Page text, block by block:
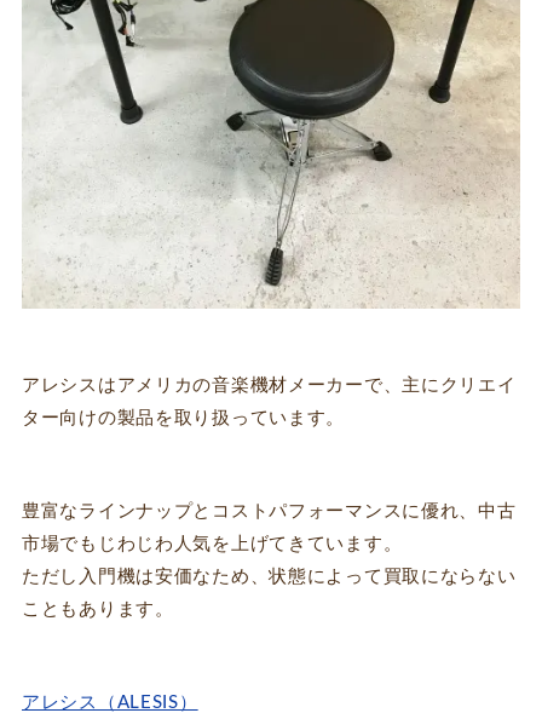
アレシスはアメリカの音楽機材メーカーで、主にクリエイ
ター向けの製品を取り扱っています。
豊富なラインナップとコストパフォーマンスに優れ、中古
市場でもじわじわ人気を上げてきています。
ただし入門機は安価なため、状態によって買取にならない
こともあります。
アレシス（ALESIS）